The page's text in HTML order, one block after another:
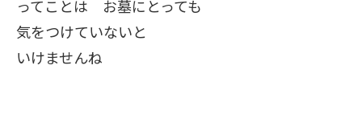
ってことは お墓にとっても
気をつけていないと
いけませんね